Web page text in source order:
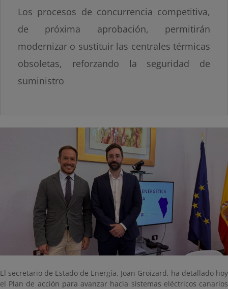
Los procesos de concurrencia competitiva,
de próxima aprobación, permitirán
modernizar o sustituir las centrales térmicas
obsoletas, reforzando la seguridad de
suministro
El secretario de Estado de Energía, Joan Groizard, ha detallado hoy
el Plan de acción para avanzar hacia sistemas eléctricos canarios